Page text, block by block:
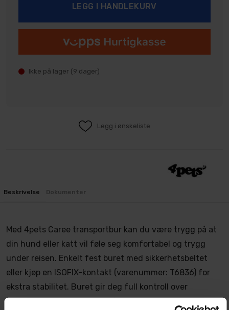
Ikke på lager (9 dager)
Legg i ønskeliste
Beskrivelse Dokumenter
Med 4pets Caree transportbur kan du være trygg på at
din hund eller katt vil føle seg komfortabel og trygg
under reisen. Enkelt fest buret med sikkerhetsbeltet
eller kjøp en ISOFIX-kontakt (varenummer: T6836) for
ekstra stabilitet. Buret gir deg full kontroll over
kjæledyret ditt, da det kan festes direkte til bilsetet,